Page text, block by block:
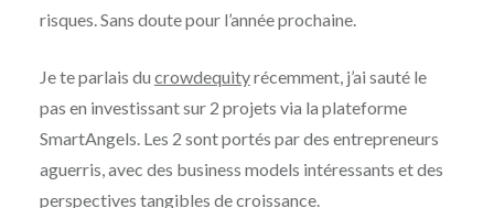
risques. Sans doute pour l’année prochaine.
Je te parlais du crowdequityrécemment, j’ai sauté le
pas en investissant sur 2 projets via la plateforme
SmartAngels. Les 2 sont portés par des entrepreneurs
aguerris, avec des business models intéressants et des
perspectives tangibles de croissance.